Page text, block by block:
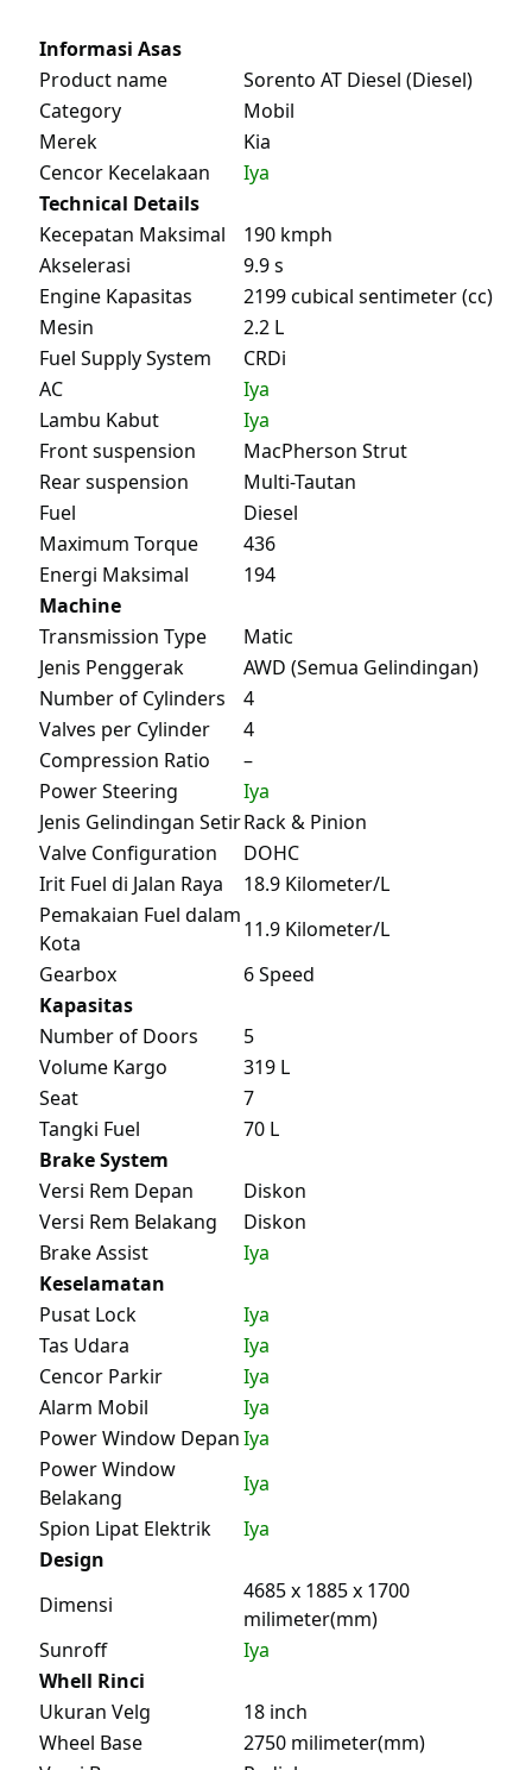
Informasi Asas
Product name
Sorento AT Diesel (Diesel)
Category
Mobil
Merek
Kia
Cencor Kecelakaan
Iya
Technical Details
Kecepatan Maksimal
190 kmph
Akselerasi
9.9 s
Engine Kapasitas
2199 cubical sentimeter (cc)
Mesin
2.2 L
Fuel Supply System
CRDi
AC
Iya
Lambu Kabut
Iya
Front suspension
MacPherson Strut
Rear suspension
Multi-Tautan
Fuel
Diesel
Maximum Torque
436
Energi Maksimal
194
Machine
Transmission Type
Matic
Jenis Penggerak
AWD (Semua Gelindingan)
Number of Cylinders
4
Valves per Cylinder
4
Compression Ratio
–
Power Steering
Iya
Jenis Gelindingan SetirRack & Pinion
Valve Configuration
DOHC
Irit Fuel di Jalan Raya
18.9 Kilometer/L
Pemakaian Fuel dalam
Kota
11.9 Kilometer/L
Gearbox
6 Speed
Kapasitas
Number of Doors
5
Volume Kargo
319 L
Seat
7
Tangki Fuel
70 L
Brake System
Versi Rem Depan
Diskon
Versi Rem Belakang
Diskon
Brake Assist
Iya
Keselamatan
Pusat Lock
Iya
Tas Udara
Iya
Cencor Parkir
Iya
Alarm Mobil
Iya
Power Window DepanIya
Power Window
Belakang
Iya
Spion Lipat Elektrik
Iya
Design
Dimensi
4685 x 1885 x 1700
milimeter(mm)
Sunroff
Iya
Whell Rinci
Ukuran Velg
18 inch
Wheel Base
2750 milimeter(mm)